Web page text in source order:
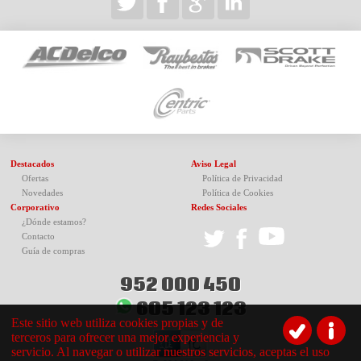
Destacados
Ofertas
Novedades
Corporativo
¿Dónde estamos?
Contacto
Guía de compras
Aviso Legal
Política de Privacidad
Política de Cookies
Redes Sociales
952 000 450
605 123 123
Este sitio web utiliza cookies propias y de
terceros para ofrecer una mejor experiencia y
servicio. Al navegar o utilizar nuestros servicios, aceptas el uso